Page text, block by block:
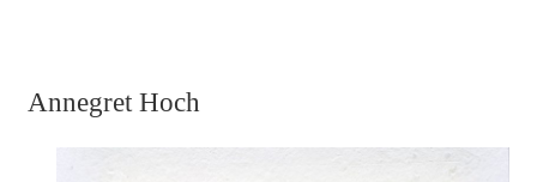
Annegret Hoch